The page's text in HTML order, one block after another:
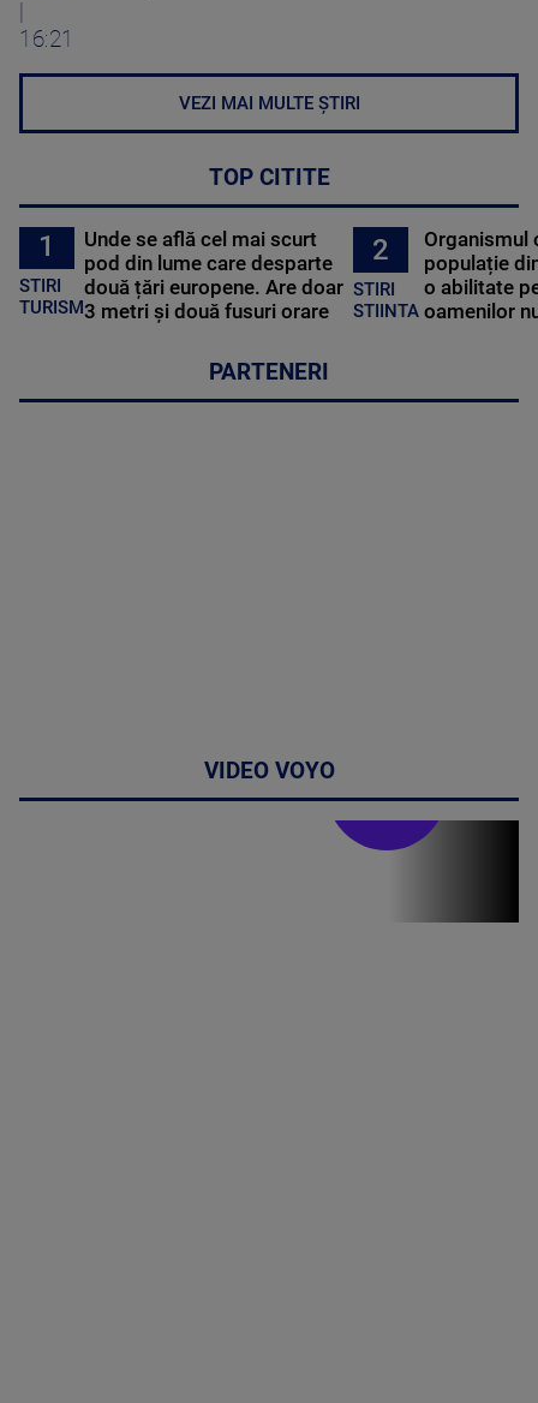
16:21
VEZI MAI MULTE ȘTIRI
TOP CITITE
1
STIRI
TURISM
Unde se află cel mai scurt
pod din lume care desparte
două țări europene. Are doar
3 metri și două fusuri orare
2
STIRI
STIINTA
Organismul
populație
o abilitate
oamenilor
PARTENERI
VIDEO VOYO